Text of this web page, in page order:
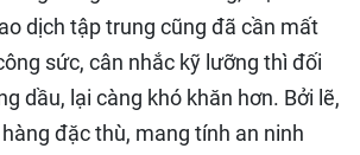
dịch tập trung cũng đã cần mất
sức, cân nhắc kỹ lưỡng thì đối
dầu, lại càng khó khăn hơn. Bởi lẽ,
đặc thù, mang tính an ninh